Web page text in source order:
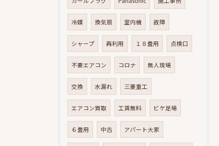
冷媒 換気扇 室内機 故障
シャープ 再利用 １８畳用 点検口
不要エアコン コロナ 無人現場
交換 水漏れ 三菱重工
エアコン買取 工賃無料 ビケ足場
６畳用 中古 アパート大家